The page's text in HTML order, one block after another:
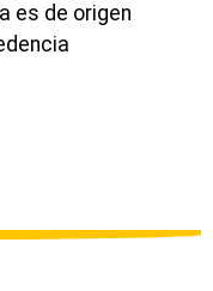
es de origen